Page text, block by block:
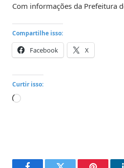
Com informações da Prefeitura
Compartilhe isso:
Facebook X
Curtir isso:
Carregando...